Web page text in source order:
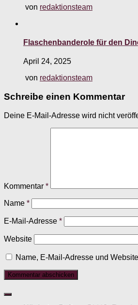
von redaktionsteam
Flaschenbanderole für den
April 24, 2025
von redaktionsteam
Schreibe einen Kommentar
Deine E-Mail-Adresse wird nicht
Kommentar *
Name *
E-Mail-Adresse *
Website
Name, E-Mail-Adresse und